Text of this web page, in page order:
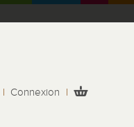
Connexion